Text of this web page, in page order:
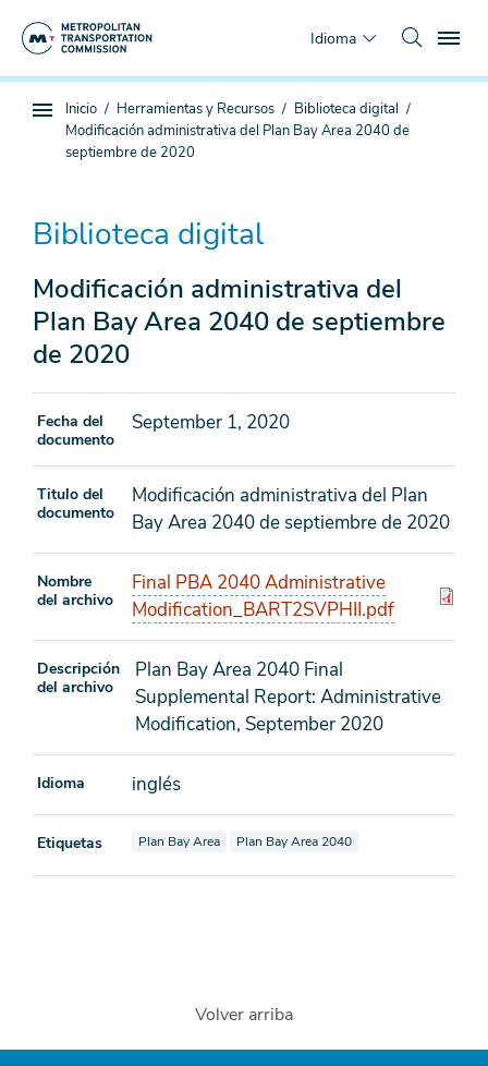
Idioma
Navegación
Estás
aquí
Inicio Herramientas y Recursos
Biblioteca digital
Modificación administrativa del Plan Bay Area 2040 de
septiembre de 2020
Biblioteca digital
Modificación administrativa del
Plan Bay Area 2040 de septiembre
de 2020
Fecha del
documento
September 1, 2020
Titulo del
documento
Modificación administrativa del Plan
Bay Area 2040 de septiembre de 2020
Nombre
del archivo
Final PBA 2040 Administrative
Modification_BART2SVPHII.pdf
Descripción
del archivo
Plan Bay Area 2040 Final
Supplemental Report: Administrative
Modification, September 2020
Idioma inglés
Etiquetas Ver documentos también etiquetados como
Plan Bay Area Ver documentos también etiquetados como
Plan Bay Area 2040
Volver arriba